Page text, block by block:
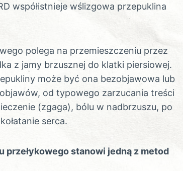
współistnieje wślizgowa przepuklina
polega na przemieszczeniu przez
z jamy brzusznej do klatki piersiowej.
może być ona bezobjawowa lub
od typowego zarzucania treści
(zgaga), bólu w nadbrzuszu, po
serca.
przełykowego stanowi jedną z metod